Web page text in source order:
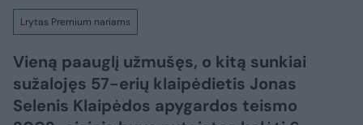
Lrytas Premium nariams
Vieną paauglį užmušęs, o kitą sunkiai
sužalojęs 57-erių klaipėdietis Jonas
Selenis Klaipėdos apygardos teismo